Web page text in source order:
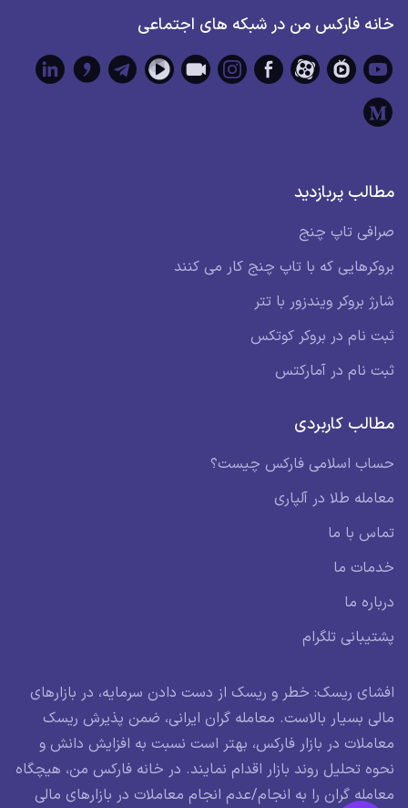
خانه فارکس من در شبکه های اجتماعی
مطالب پربازدید
صرافی تاپ چنج
بروکرهایی که با تاپ چنج کار می کنند
شارژ بروکر ویندزور با تتر
ثبت نام در بروکر کوتکس
ثبت نام در آمارکتس
مطالب کاربردی
حساب اسلامی فارکس چیست؟
معامله طلا در آلپاری
تماس با ما
خدمات ما
درباره ما
پشتیبانی تلگرام
افشای ریسک: خطر و ریسک از دست دادن سرمایه، در بازارهای
مالی بسیار بالاست. معامله گران ایرانی، ضمن پذیرش ریسک
معاملات در بازار فارکس، بهتر است نسبت به افزایش دانش و
نحوه تحلیل روند بازار اقدام نمایند. در خانه فارکس من، هیچگاه
معامله گران را به انجام/عدم انجام معاملات در بازارهای مالی